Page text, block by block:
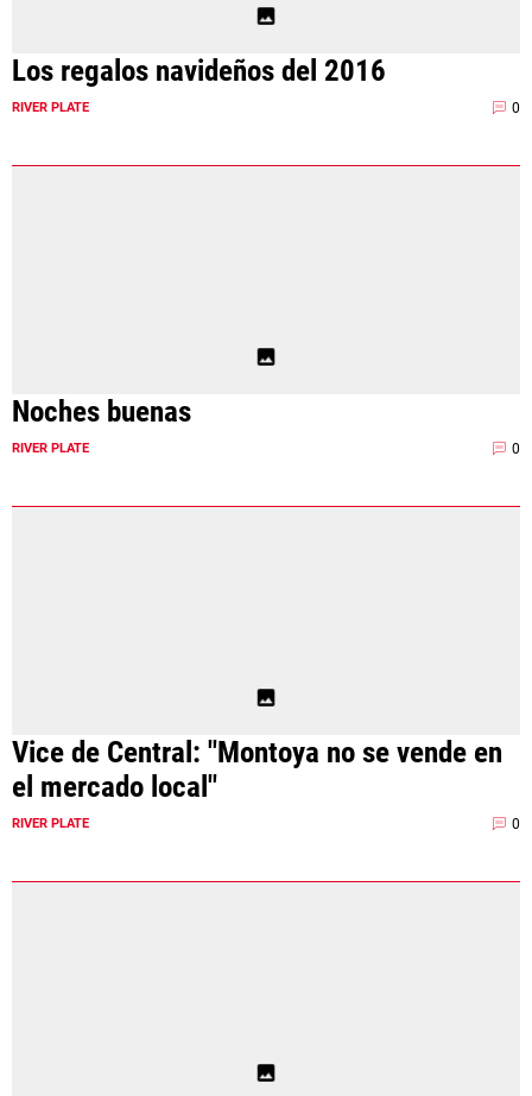
Los regalos navideños del 2016
RIVER PLATE 0
Noches buenas
RIVER PLATE 0
Vice de Central: "Montoya no se vende en
el mercado local"
RIVER PLATE 0